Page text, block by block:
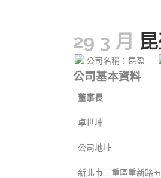
29 3 月
公司名稱：昆盈
公司基本資料
董事長
卓世坤
公司地址
新北市三重區重新路